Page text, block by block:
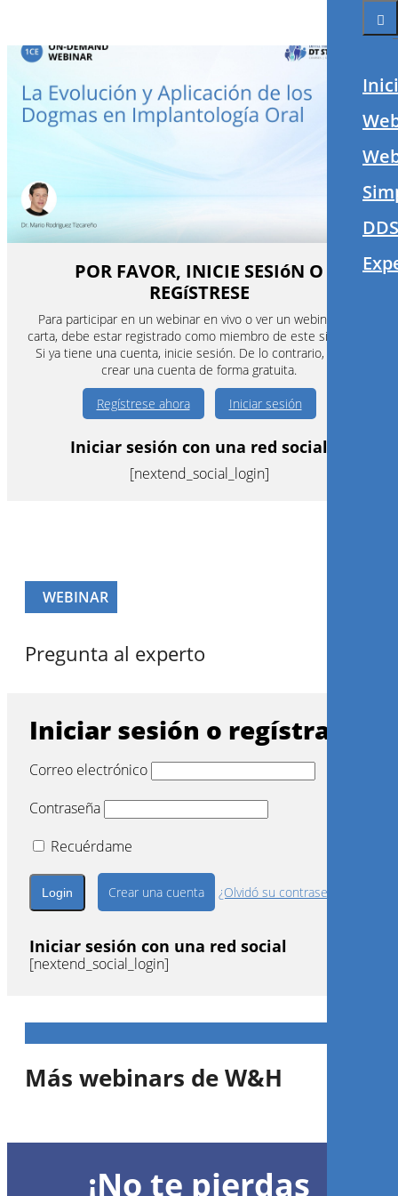
POR FAVOR, INICIE SESIóN O
REGíSTRESE
Para participar en un webinar en vivo o ver un webinar a la
carta, debe estar registrado como miembro de este sitio web.
Si ya tiene una cuenta, inicie sesión. De lo contrario, puede
crear una cuenta de forma gratuita.
Regístrese ahora
Iniciar sesión
Iniciar sesión con una red social
[nextend_social_login]
WEBINAR
Pregunta al experto
Iniciar sesión o regístrarse
Correo electrónico
Contraseña
Recuérdame
Crear una cuenta ¿Olvidó su contraseña?
Iniciar sesión con una red social
[nextend_social_login]
Más webinars de W&H
Cirugía oral de última
invasiva
¡No te pierdas